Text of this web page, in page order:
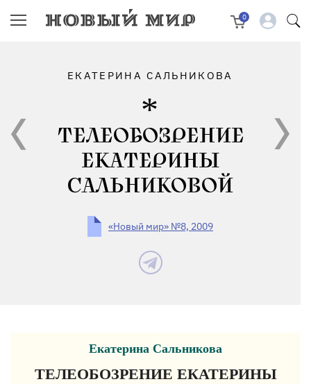
0
ЕКАТЕРИНА САЛЬНИКОВА
ТЕЛЕОБОЗРЕНИЕ
ЕКАТЕРИНЫ
САЛЬНИКОВОЙ
«Новый мир» №8, 2009
Екатерина Сальникова
ТЕЛЕОБОЗРЕНИЕ ЕКАТЕРИНЫ